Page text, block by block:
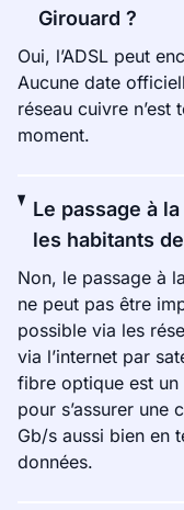
Girouard ?
Oui, l’ADSL peut
Aucune date
réseau cuivre
moment.
Le passage à
les habitants
Non, le passage à
ne peut pas être
possible via les
via l’internet par
fibre optique est
pour s’assurer une
Gb/s aussi bien en
données.